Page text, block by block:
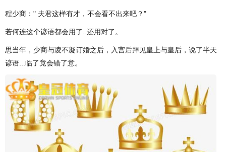
程少商：" 夫君这样有才，不会看不出来吧？"
若何连这个谚语都会用了..还用对了。
思当年，少商与凌不凝订婚之后，入宫后拜见皇上与皇后，说了半天
谚语...临了竟会错了意。